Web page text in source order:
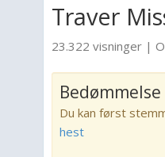
Traver
23.322 visninger |
Bedømmelse
Du kan først
hest